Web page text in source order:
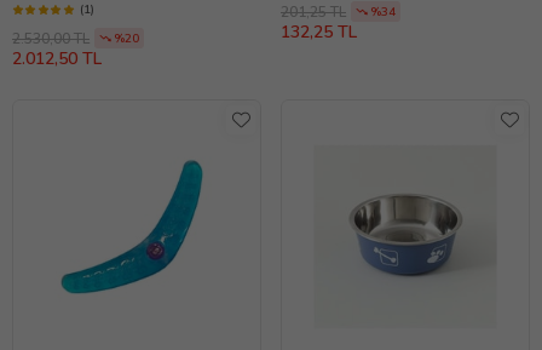
(1)
2.530,00 TL %20
2.012,50 TL
201,25 TL
%34
132,25 TL